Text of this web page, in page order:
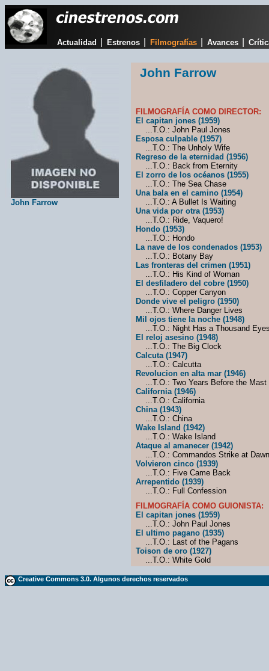
Actualidad Estrenos Filmografías Avances
John Farrow
John Farrow
FILMOGRAFÍA COMO DIRECTOR:
El capitan jones (1959)
...T.O.: John Paul Jones
Esposa culpable (1957)
...T.O.: The Unholy Wife
Regreso de la eternidad (1956)
...T.O.: Back from Eternity
El zorro de los océanos (1955)
...T.O.: The Sea Chase
Una bala en el camino (1954)
...T.O.: A Bullet Is Waiting
Una vida por otra (1953)
...T.O.: Ride, Vaquero!
Hondo (1953)
...T.O.: Hondo
La nave de los condenados (1953)
...T.O.: Botany Bay
Las fronteras del crimen (1951)
...T.O.: His Kind of Woman
El desfiladero del cobre (1950)
...T.O.: Copper Canyon
Donde vive el peligro (1950)
...T.O.: Where Danger Lives
Mil ojos tiene la noche (1948)
...T.O.: Night Has a Thousand
El reloj asesino (1948)
...T.O.: The Big Clock
Calcuta (1947)
...T.O.: Calcutta
Revolucion en alta mar (1946)
...T.O.: Two Years Before the Mast
California (1946)
...T.O.: California
China (1943)
...T.O.: China
Wake Island (1942)
...T.O.: Wake Island
Ataque al amanecer (1942)
...T.O.: Commandos Strike at Dawn
Volvieron cinco (1939)
...T.O.: Five Came Back
Arrepentido (1939)
...T.O.: Full Confession
FILMOGRAFÍA COMO GUIONISTA:
El capitan jones (1959)
...T.O.: John Paul Jones
El ultimo pagano (1935)
...T.O.: Last of the Pagans
Toison de oro (1927)
...T.O.: White Gold
Creative Commons 3.0. Algunos derechos reservados